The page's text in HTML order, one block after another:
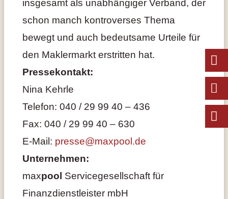
insgesamt als unabhängiger Verband, der
schon manch kontroverses Thema
bewegt und auch bedeutsame Urteile für
den Maklermarkt erstritten hat.
Pressekontakt:
Nina Kehrle
Telefon: 040 / 29 99 40 – 436
Fax: 040 / 29 99 40 – 630
E-Mail: presse@maxpool.de
Unternehmen:
maxpool Servicegesellschaft für
Finanzdienstleister mbH